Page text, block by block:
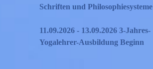
Schriften und Philosophiesysteme
11.09.2026 - 13.09.2026 3-Jahres-
Yogalehrer-Ausbildung Beginn